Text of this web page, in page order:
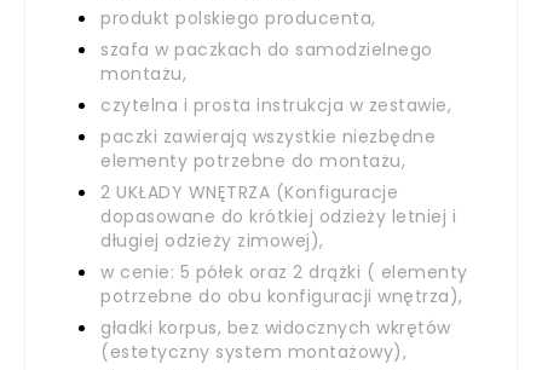
produkt polskiego producenta,
szafa w paczkach do samodzielnego
montażu,
czytelna i prosta instrukcja w zestawie,
paczki zawierają wszystkie niezbędne
elementy potrzebne do montażu,
2 UKŁADY WNĘTRZA (Konfiguracje
dopasowane do krótkiej odzieży letniej i
długiej odzieży zimowej),
w cenie: 5 półek oraz 2 drążki ( elementy
potrzebne do obu konfiguracji wnętrza),
gładki korpus, bez widocznych wkrętów
(estetyczny system montażowy),